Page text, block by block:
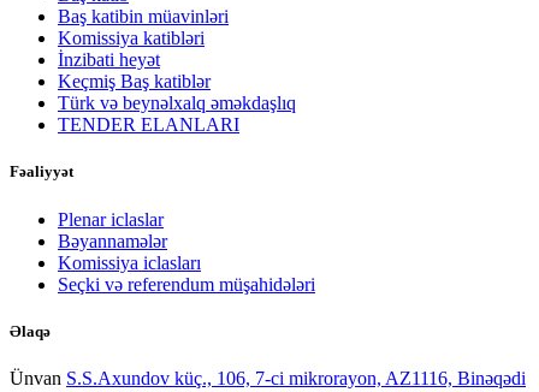
Baş katibin müavinləri
Komissiya katibləri
İnzibati heyət
Keçmiş Baş katiblər
Türk və beynəlxalq əməkdaşlıq
TENDER ELANLARI
Fəaliyyət
Plenar iclaslar
Bəyannamələr
Komissiya iclasları
Seçki və referendum müşahidələri
Əlaqə
Ünvan S.S.Axundov küç., 106, 7-ci mikrorayon, AZ1116, Binəqədi